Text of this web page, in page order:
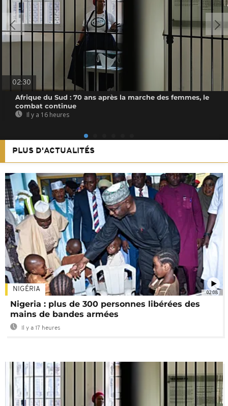
02:30
Afrique du Sud : 70 ans après la marche des femmes, le
combat continue
Il y a 16 heures
PLUS D'ACTUALITÉS
02:08
NIGÉRIA
Nigeria : plus de 300 personnes libérées des
mains de bandes armées
Il y a 17 heures